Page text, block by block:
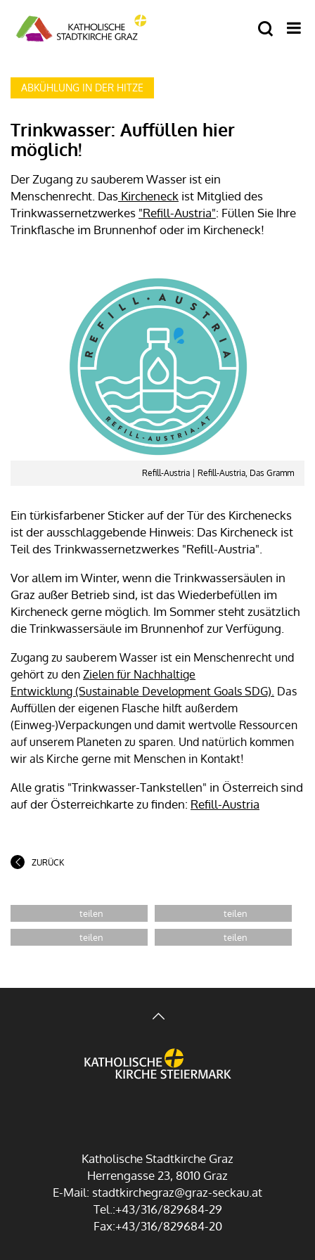
ABKÜHLUNG IN DER HITZE
Trinkwasser: Auffüllen hier
möglich!
Der Zugang zu sauberem Wasser ist ein
Menschenrecht. Das Kircheneck ist Mitglied des
Trinkwassernetzwerkes "Refill-Austria": Füllen Sie Ihre
Trinkflasche im Brunnenhof oder im Kircheneck!
Refill-Austria | Refill-Austria, Das Gramm
Ein türkisfarbener Sticker auf der Tür des Kirchenecks
ist der ausschlaggebende Hinweis: Das Kircheneck ist
Teil des Trinkwassernetzwerkes "Refill-Austria".
Vor allem im Winter, wenn die Trinkwassersäulen in
Graz außer Betrieb sind, ist das Wiederbefüllen im
Kircheneck gerne möglich. Im Sommer steht zusätzlich
die Trinkwassersäule im Brunnenhof zur Verfügung.
Zugang zu sauberem Wasser ist ein Menschenrecht und
gehört zu den Zielen für Nachhaltige
Entwicklung (Sustainable Development Goals SDG). Das
Auffüllen der eigenen Flasche hilft außerdem
(Einweg-)Verpackungen und damit wertvolle Ressourcen
auf unserem Planeten zu sparen. Und natürlich kommen
wir als Kirche gerne mit Menschen in Kontakt!
Alle gratis "Trinkwasser-Tankstellen" in Österreich sind
auf der Österreichkarte zu finden: Refill-Austria
ZURÜCK
Katholische Stadtkirche Graz
Herrengasse 23, 8010 Graz
E-Mail: stadtkirchegraz@graz-seckau.at
Tel.:+43/316/829684-29
Fax:+43/316/829684-20